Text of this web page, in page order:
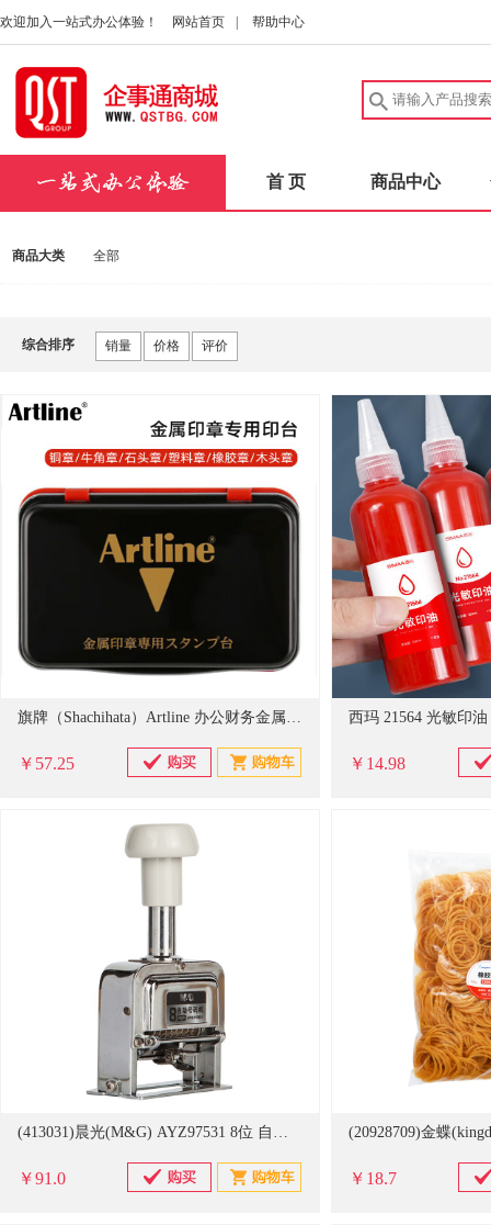
欢迎加入一站式办公体验！ 网站首页 帮助中心
首 页 商品中心
商品大类 全部
综合排序 销量 价格 评价
旗牌（Shachihata）Artline 办公财务金属印章印台铜章印台油性墨水印尼印台印泥 106*67mm 大号红色 EHP-3
￥57.25
西玛 21564 光敏印油
￥14.98
(413031)晨光(M&G) AYZ97531 8位 自动 号码机(单位：个)
￥91.0 ￥18.7